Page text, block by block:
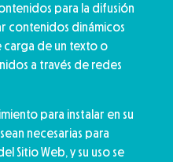
para la difusión
contenidos dinámicos
carga de un texto o
a través de redes
para instalar en su
necesarias para
Sitio Web, y su uso se